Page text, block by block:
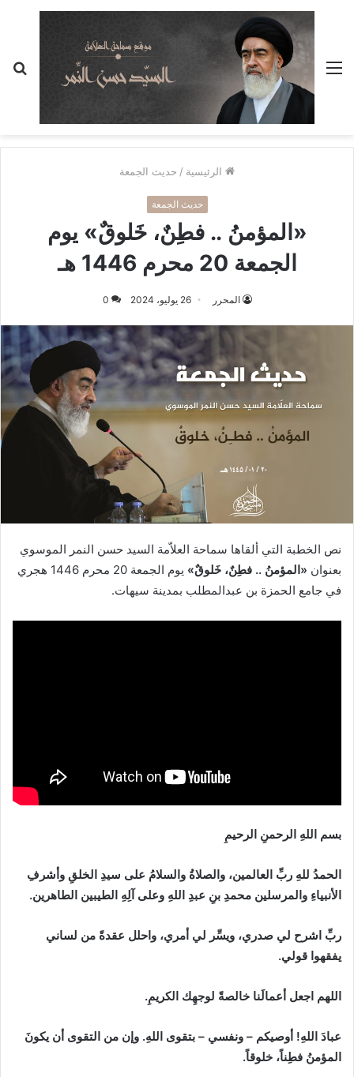
القائمة
الرئيسية / حديث الجمعة
حديث الجمعة
«المؤمنُ .. فطِنٌ، خَلوقٌ» يوم
الجمعة 20 محرم 1446 هـ
المحرر 26 يوليو، 2024 0
نص الخطبة التي ألقاها سماحة العلاّمة السيد حسن النمر الموسوي
بعنوان «المؤمنُ .. فطِنٌ، خَلوقٌ»
يوم الجمعة 20 محرم 1446 هجري
في جامع الحمزة بن عبدالمطلب بمدينة سيهات.
بسم اللهِ الرحمنِ الرحيمِ
الحمدُ للهِ ربِّ العالمين، والصلاةُ والسلامُ على سيدِ الخلقِ وأشرفِ
الأنبياءِ والمرسلين محمدِ بنِ عبدِ اللهِ وعلى آلِهِ الطيبين الطاهرين.
ربِّ اشرح لي صدري، ويسِّر لي أمري، واحلل عقدةً من لساني
يفقهوا قولي.
اللهم اجعل أعمالَنا خالصةً لوجهِك الكريمِ.
عبادَ اللهِ! أوصيكم – ونفسي – بتقوى اللهِ. وإن من التقوى أن يكونَ
المؤمنُ فطِناً، خلوقاً.